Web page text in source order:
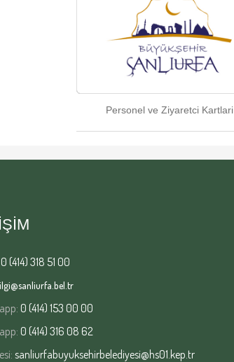
Personel ve Ziyaretci Kartlari
0 (414) 318 51 00
0 (414) 153 00 00
0 (414) 316 08 62
sanliurfabuyuksehirbelediyesi@hs01.kep.tr